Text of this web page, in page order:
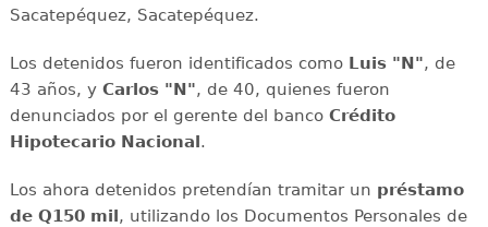
Sacatepéquez, Sacatepéquez.
Los detenidos fueron identificados como Luis "N", de
43 años, y Carlos "N", de 40, quienes fueron
denunciados por el gerente del banco Crédito
Hipotecario Nacional.
Los ahora detenidos pretendían tramitar un préstamo
de Q150 mil, utilizando los Documentos Personales de